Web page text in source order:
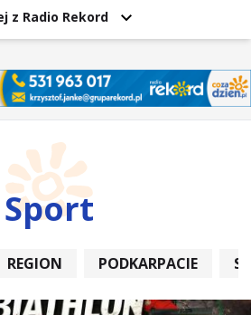
z Radio Rekord
Sport
REGION PODKARPACIE